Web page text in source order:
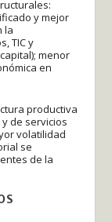
y mejor
la
TIC y
menor
en
productiva
de servicios
volatilidad
se
de la